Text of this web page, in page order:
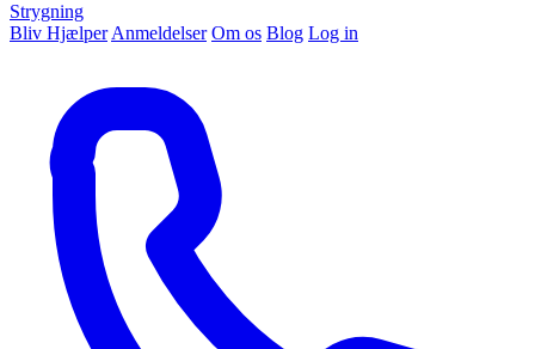
Strygning
Bliv Hjælper Anmeldelser Om os Blog Log in